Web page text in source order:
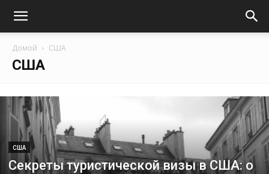
Домой США
США
США
Секреты туристической визы в США: о